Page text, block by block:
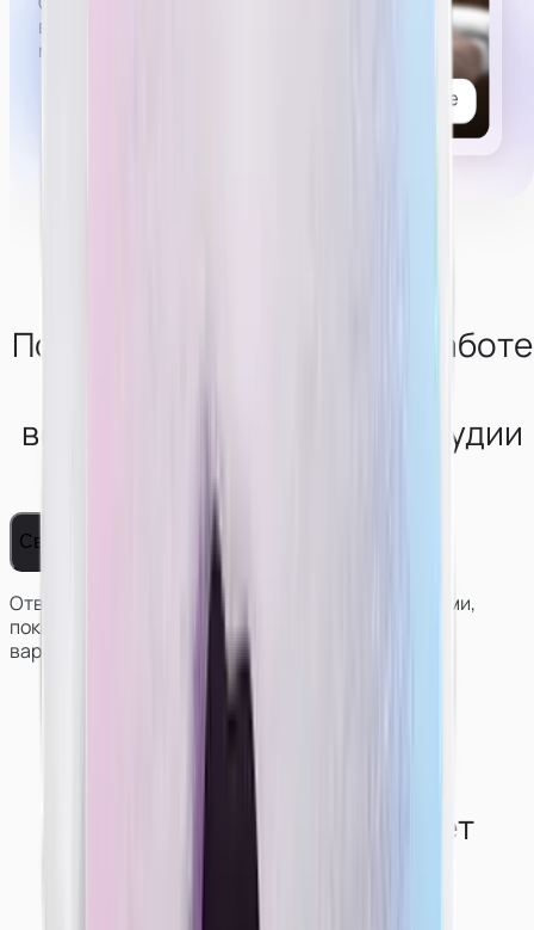
в привате,
можно
Получи консультацию по работе
вебкам-сфере от нашей студии
Связаться с нами
Ответим на вопросы, поможем решить с условиями,
покажем работу и результаты моделей в разных
вариантах сотрудничества.
Как студия обеспечивает
конфиденциальность
моделям?